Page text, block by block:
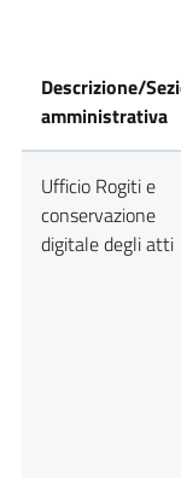
Descrizione/
amministrativa
Ufficio Rogiti e
conservazione
digitale degli atti